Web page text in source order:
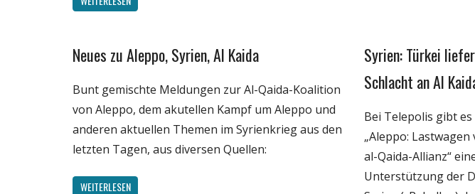
Gesellschaft
Politik
Wissenschaft
Neues zu Aleppo, Syrien, Al Kaida
Bunt gemischte Meldungen zur Al-Qaida-Koalition
von Aleppo, dem akutellen Kampf um Aleppo und
anderen aktuellen Themen im Syrienkrieg aus den
letzten Tagen, aus diversen Quellen:
WEITERLESEN
Gesellschaft
Wissenschaft
Syrien: Türkei
Schlacht an Al
Bei Telepolis gibt
„Aleppo:
al-Qaida-Allianz“
Unterstützung der